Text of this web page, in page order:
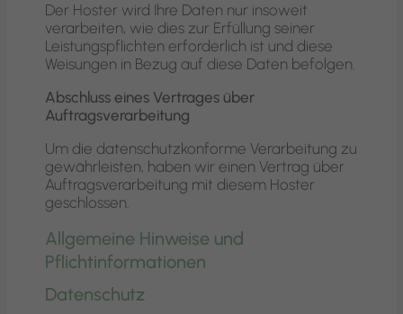
Der Hoster wird Ihre Daten nur insoweit
verarbeiten, wie dies zur Erfüllung seiner
Leistungspflichten erforderlich ist und diese
Weisungen in Bezug auf diese Daten befolgen.
Abschluss eines Vertrages über
Auftragsverarbeitung
Um die datenschutzkonforme Verarbeitung zu
gewährleisten, haben wir einen Vertrag über
Auftragsverarbeitung mit diesem Hoster
geschlossen.
Allgemeine Hinweise und
Pflichtinformationen
Datenschutz